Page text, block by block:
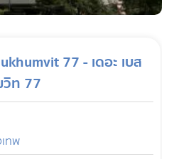
77 - เดอะ เบส
ท 77
ทพ